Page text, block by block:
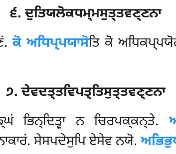
੬. ਦੁਤਿਯਲੋਕਧਮ੍ਮਸੁਤ੍ਤਵਣ੍ਣਨਾ
ਕੋ ਅਧਿਪ੍ਪਯਾਸੋਤਿ ਕੋ
੭. ਦੇਵਦਤ੍ਤਵਿਪਤ੍ਤਿਸੁਤ੍ਤਵਣ੍ਣਨਾ
ਭਿਨ੍ਦਿਤ੍ਵਾ ਨ ਚਿਰਪਕ੍ਕਨ੍ਤੇ.
ਸੇਸਪਦੇਸੁਪਿ ਏਸੇਵ ਨਯੋ.